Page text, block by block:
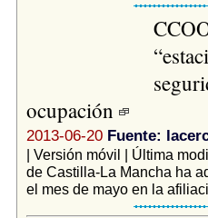
ocupación
2013-06-20 Fuente:
| Versión móvil | Última
de Castilla-La Mancha ha
el mes de mayo en la